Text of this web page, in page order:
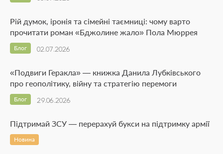
Рій думок, іронія та сімейні таємниці: чому варто
прочитати роман «Бджолине жало» Пола Мюррея
02.07.2026
Блог
«Подвиги Геракла» — книжка Данила Лубківського
про геополітику, війну та стратегію перемоги
29.06.2026
Блог
Підтримай ЗСУ — перерахуй букси на підтримку армії
Новина